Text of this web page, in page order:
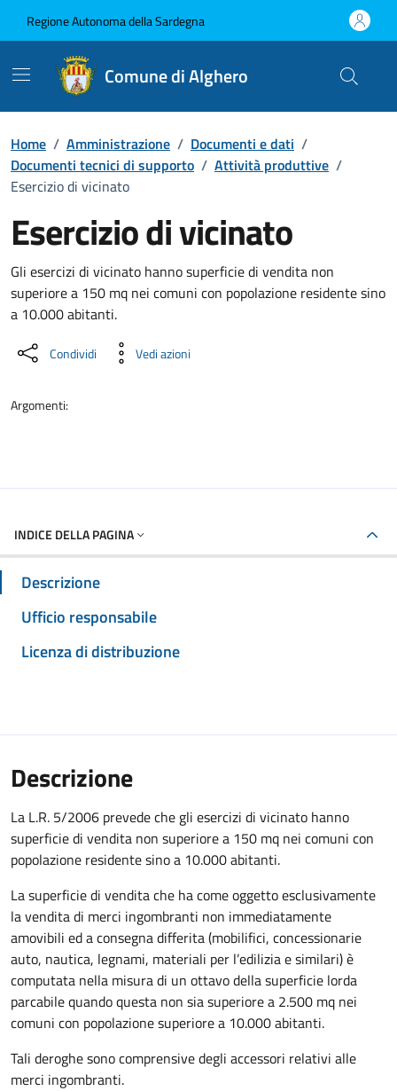
Regione Autonoma della Sardegna
Comune di Alghero
Home / Amministrazione / Documenti e dati /
Documenti tecnici di supporto / Attività produttive /
Esercizio di vicinato
Esercizio di vicinato
Dettaglio del documento
Gli esercizi di vicinato hanno superficie di vendita non
superiore a 150 mq nei comuni con popolazione residente sino
a 10.000 abitanti.
Condividi Vedi azioni
Argomenti:
INDICE DELLA PAGINA
Descrizione
Ufficio responsabile
Licenza di distribuzione
Descrizione
La L.R. 5/2006 prevede che gli esercizi di vicinato hanno
superficie di vendita non superiore a 150 mq nei comuni con
popolazione residente sino a 10.000 abitanti.
La superficie di vendita che ha come oggetto esclusivamente
la vendita di merci ingombranti non immediatamente
amovibili ed a consegna differita (mobilifici, concessionarie
auto, nautica, legnami, materiali per l’edilizia e similari) è
computata nella misura di un ottavo della superficie lorda
parcabile quando questa non sia superiore a 2.500 mq nei
comuni con popolazione superiore a 10.000 abitanti.
Tali deroghe sono comprensive degli accessori relativi alle
merci ingombranti.